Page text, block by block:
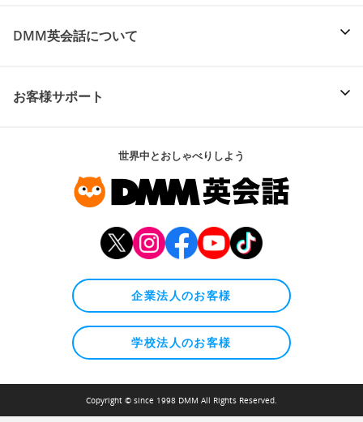
DMM英会話について
お客様サポート
世界中とおしゃべりしよう
企業法人のお客様
学校法人のお客様
Copyright © since 1998 DMM All Rights Reserved.